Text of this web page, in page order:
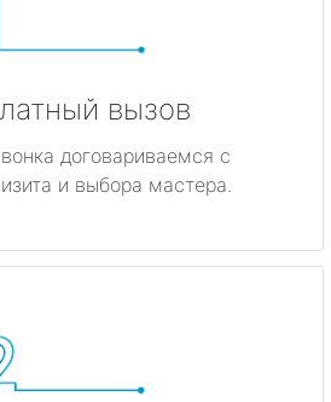
вызов
договариваемся с
и выбора мастера.